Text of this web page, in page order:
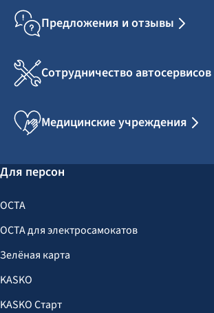
Предложения и отзывы
Сотрудничество автосервисов
Медицинские учреждения
Для персон
OCTA
OCTA для электросамокатов
Зелёная карта
KASKO
KASKO Старт